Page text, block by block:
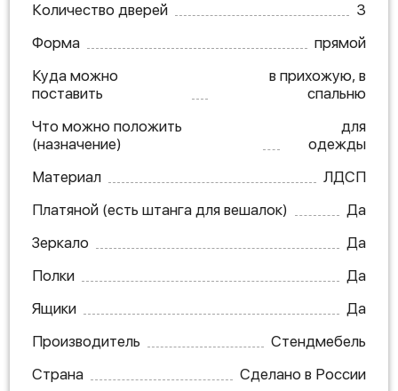
Количество дверей
3
Форма
прямой
Куда можно
поставить
в прихожую, в
спальню
Что можно положить
(назначение)
для
одежды
Материал
ЛДСП
Платяной (есть штанга для вешалок)
Да
Зеркало
Да
Полки
Да
Ящики
Да
Производитель
Стендмебель
Страна
Сделано в России